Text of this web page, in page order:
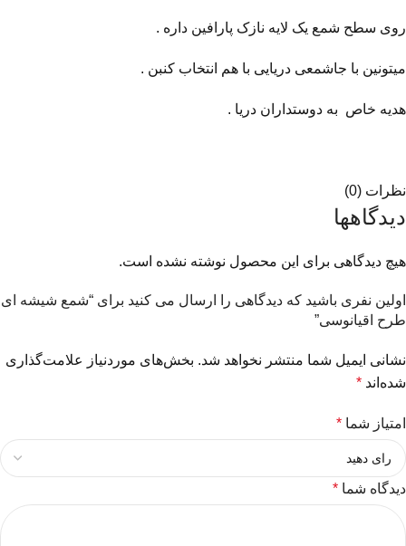
روی سطح شمع یک لایه نازک پارافین داره .
میتونین با جاشمعی دریایی با هم انتخاب کنبن .
هدیه خاص به دوستداران دریا .
نظرات (0)
دیدگاهها
هیچ دیدگاهی برای این محصول نوشته نشده است.
اولین نفری باشید که دیدگاهی را ارسال می کنید برای “شمع شیشه ای
طرح اقیانوسی”
نشانی ایمیل شما منتشر نخواهد شد. بخش‌های موردنیاز علامت‌گذاری
شده‌اند *
امتیاز شما *
دیدگاه شما *